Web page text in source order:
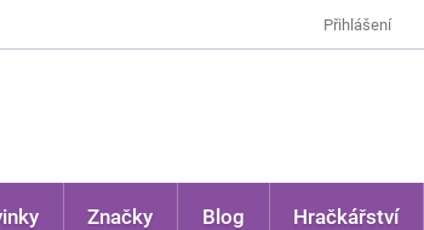
Přihlášení
Značky Blog Hračkářství